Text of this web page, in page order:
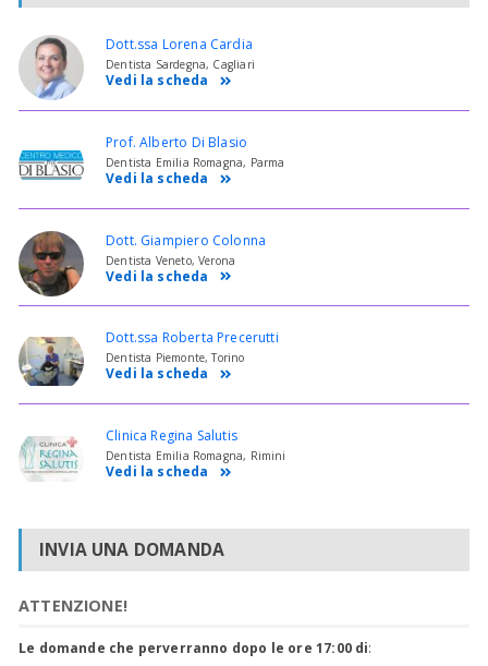
Dott.ssa Lorena Cardia
Dentista Sardegna, Cagliari
Vedi la scheda
Prof. Alberto Di Blasio
Dentista Emilia Romagna, Parma
Vedi la scheda
Dott. Giampiero Colonna
Dentista Veneto, Verona
Vedi la scheda
Dott.ssa Roberta Precerutti
Dentista Piemonte, Torino
Vedi la scheda
Clinica Regina Salutis
Dentista Emilia Romagna, Rimini
Vedi la scheda
INVIA UNA DOMANDA
ATTENZIONE!
Le domande che perverranno dopo le ore 17:00 di: